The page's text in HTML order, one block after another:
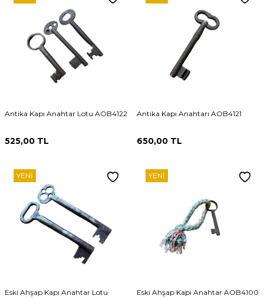
Antika Kapı Anahtar Lotu AOB4122
525,00 TL
Antika Kapı Anahtarı AOB4121
650,00 TL
YENI
Eski Ahşap Kapı Anahtar Lotu
YENI
Eski Ahşap Kapı Anahtar AOB4100